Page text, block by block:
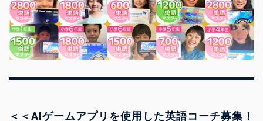
＜＜AIゲームアプリを使用した英語コーチ募集！